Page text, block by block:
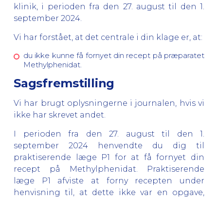
klinik, i perioden fra den 27. august til den 1.
september 2024.
Vi har forstået, at det centrale i din klage er, at:
du ikke kunne få fornyet din recept på præparatet
Methylphenidat.
Sagsfremstilling
Vi har brugt oplysningerne i journalen, hvis vi
ikke har skrevet andet.
I perioden fra den 27. august til den 1.
september 2024 henvendte du dig til
praktiserende læge P1 for at få fornyet din
recept på Methylphenidat. Praktiserende
læge P1 afviste at forny recepten under
henvisning til, at dette ikke var en opgave,